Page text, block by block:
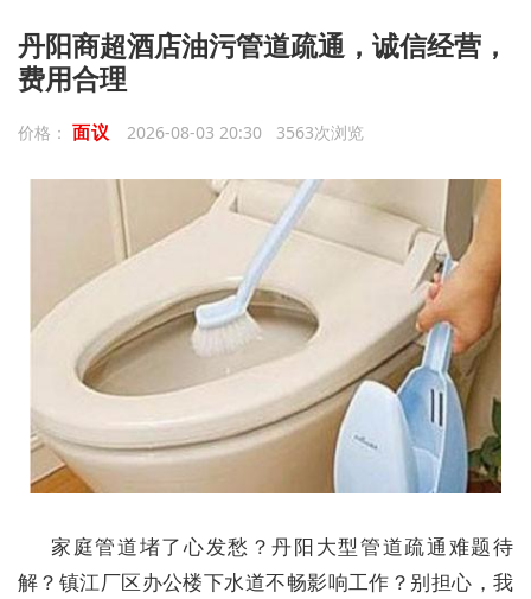
丹阳商超酒店油污管道疏通，诚信经营，
费用合理
价格： 面议 2026-08-03 20:30 3563次浏览
家庭管道堵了心发愁？丹阳大型管道疏通难题待
解？镇江厂区办公楼下水道不畅影响工作？别担心，我